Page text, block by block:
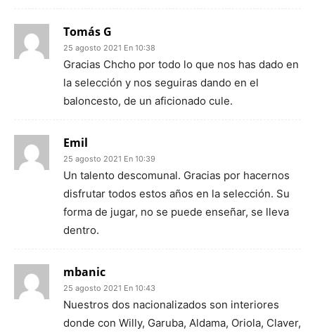
Tomás G
25 agosto 2021 En 10:38
Gracias Chcho por todo lo que nos has dado en
la selección y nos seguiras dando en el
baloncesto, de un aficionado cule.
Emil
25 agosto 2021 En 10:39
Un talento descomunal. Gracias por hacernos
disfrutar todos estos años en la selección. Su
forma de jugar, no se puede enseñar, se lleva
dentro.
mbanic
25 agosto 2021 En 10:43
Nuestros dos nacionalizados son interiores
donde con Willy, Garuba, Aldama, Oriola, Claver,